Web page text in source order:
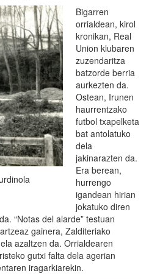
Bigarren
orrialdean, kirol
kronikan, Real
Union klubaren
zuzendaritza
batzorde berria
aurkezten da.
Ostean, Irunen
haurrentzako
futbol txapelketa
bat antolatuko
dela
jakinarazten da.
Era berean,
hurrengo
igandean hirian
jokatuko diren
“Notas del alarde” testuan
gainera, Zalditeriako
azaltzen da. Orrialdearen
gutxi falta dela agerian
iragarkiarekin.